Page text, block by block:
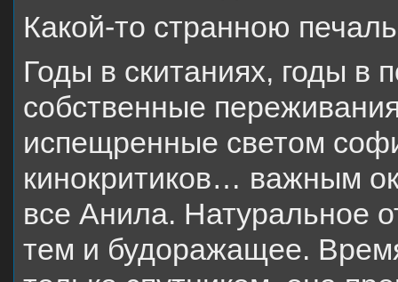
Какой-то странною
Годы в скитаниях, годы в
собственные
испещренные светом
кинокритиков… важным
все Анила. Натуральное
тем и будоражащее.